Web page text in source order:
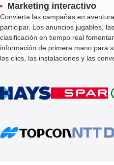
Marketing interactivo
Convierta las campañas en
participar. Los anuncios jugables,
clasificación en tiempo real
información de primera mano para
los clics, las instalaciones y las